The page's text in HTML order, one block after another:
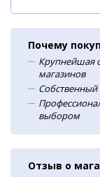
Почему
Крупнейшая
магазинов
Собственный
выбором
Отзыв о